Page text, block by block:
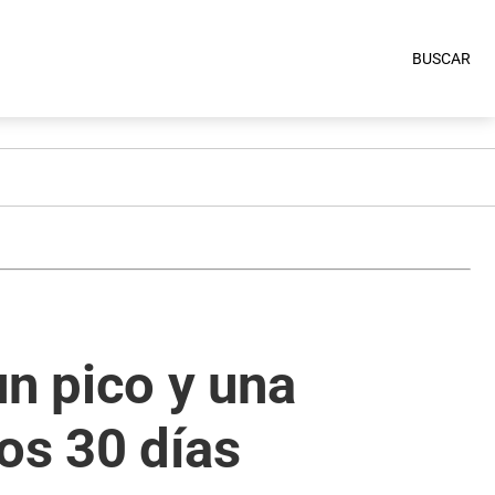
BUSCAR
pico y una
30 días